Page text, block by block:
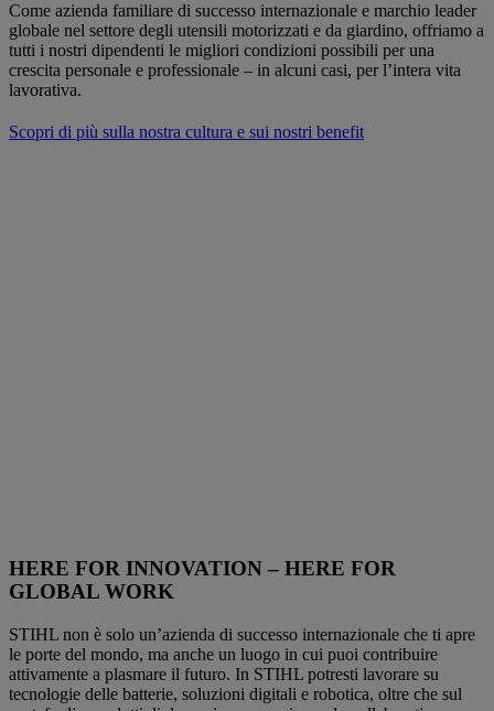
Come azienda familiare di successo internazionale e marchio leader
globale nel settore degli utensili motorizzati e da giardino, offriamo a
tutti i nostri dipendenti le migliori condizioni possibili per una
crescita personale e professionale – in alcuni casi, per l’intera vita
lavorativa.
Scopri di più sulla nostra cultura e sui nostri benefit
HERE FOR INNOVATION – HERE FOR
GLOBAL WORK
STIHL non è solo un’azienda di successo internazionale che ti apre
le porte del mondo, ma anche un luogo in cui puoi contribuire
attivamente a plasmare il futuro. In STIHL potresti lavorare su
tecnologie delle batterie, soluzioni digitali e robotica, oltre che sul